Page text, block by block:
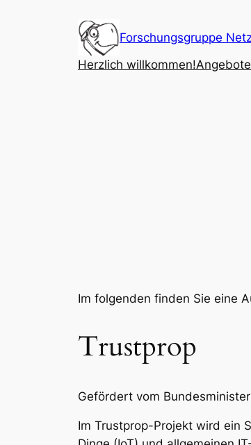
Forschungsgruppe
Herzlich willkommen!Angebote
Im folgenden finden Sie eine
Trustprop
Gefördert vom
Im Trustprop-Projekt wird ein